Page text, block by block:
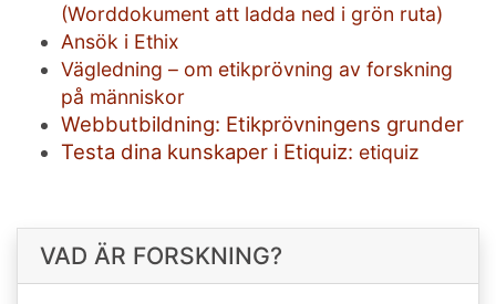
(Worddokument att ladda ned i grön ruta)
Ansök i Ethix
Vägledning – om etikprövning av forskning
på människor
Webbutbildning: Etikprövningens grunder
Testa dina kunskaper i Etiquiz: etiquiz
VAD ÄR FORSKNING?